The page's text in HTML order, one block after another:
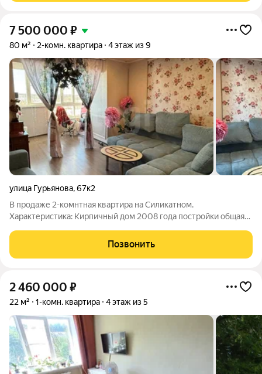
7 500 000 ₽
80 м² 2-комн. квартира 4 этаж из 9
улица Гурьянова,67к2
В продаже 2-комнтная квартира на Силикатном.
Характеристика: Кирпичный дом 2008 года постройки общая
Состояние: В квартире выполнен хороший косметический
ремонт: санузел в плитке на полу
Позвонить
2 460 000 ₽
22 м² 1-комн. квартира 4 этаж из 5